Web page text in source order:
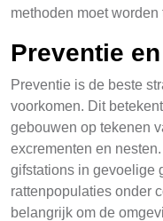
methoden moet
Preventie
Preventie is de beste
voorkomen. Dit
gebouwen op tekenen
excrementen en
gifstations in gevoelige
rattenpopulaties onder
belangrijk om de